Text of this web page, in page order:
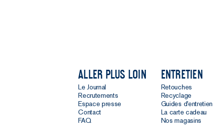
Aller plus loin
Le Journal
Recrutements
Espace presse
Contact
FAQ
Entretien
Retouches
Recyclage
Guides d'entretien
La carte cadeau
Nos magasins